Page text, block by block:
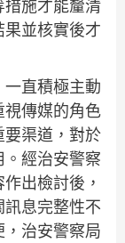
措施才能釐清
並核實後才
直積極主動
傳媒的角色
渠道，對於
經治安警察
出檢討後，
息完整性不
治安警察局